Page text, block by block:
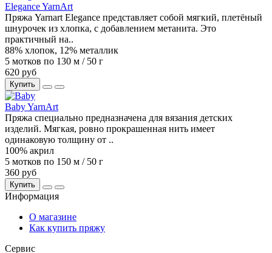
Elegance YarnArt
Пряжа Yarnart Elegance представляет собой мягкий, плетёный
шнурочек из хлопка, с добавлением метанита. Это
практичный на..
88% хлопок, 12% металлик
5 мотков по 130 м / 50 г
620 руб
Купить
Baby YarnArt
Пряжа специально предназначена для вязания детских
изделий. Мягкая, ровно прокрашенная нить имеет
одинаковую толщину от ..
100% акрил
5 мотков по 150 м / 50 г
360 руб
Купить
Информация
О магазине
Как купить пряжу
Сервис